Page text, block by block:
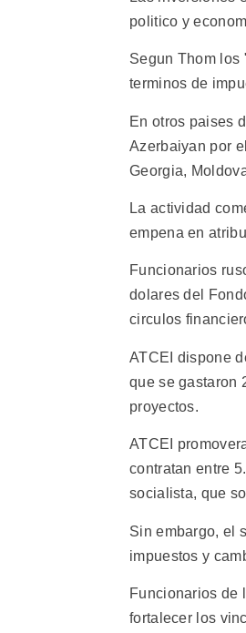
politico y
Segun Thom los
terminos de
En otros paises
Azerbaiyan por
Georgia,
La actividad
empena en
Funcionarios
dolares del
circulos
ATCEI dispone
que se gastaron
proyectos.
ATCEI
contratan entre
socialista, que
Sin embargo, el
impuestos y
Funcionarios de
fortalecer los